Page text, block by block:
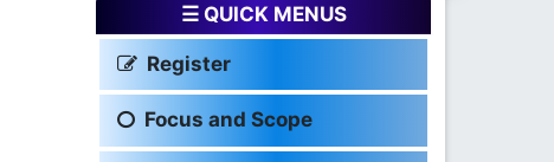
☰ QUICK MENUS
Register
Focus and Scope